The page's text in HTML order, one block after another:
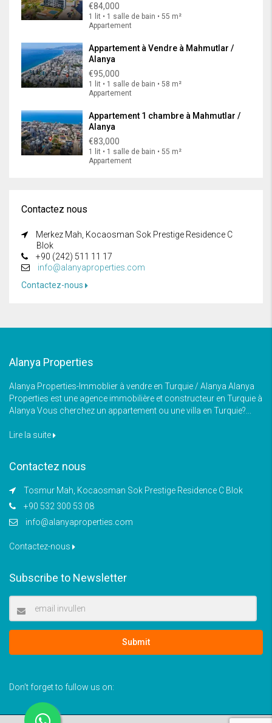
€84,000
1 lit • 1 salle de bain • 55 m²
Appartement
Appartement à Vendre à Mahmutlar /
Alanya
€95,000
1 lit • 1 salle de bain • 58 m²
Appartement
Appartement 1 chambre à Mahmutlar /
Alanya
€83,000
1 lit • 1 salle de bain • 55 m²
Appartement
Contactez nous
Merkez Mah, Kocaosman Sok Prestige Residence C
Blok
+90 (242) 511 11 17
info@alanyaproperties.com
Contactez-nous
Alanya Properties
Alanya Properties-Immoblier à vendre en Turquie / Alanya Alanya
Properties est une agence immobilière et constructeur en Turquie à
Alanya Vous cherchez un appartement ou une villa en Turquie?...
Lire la suite
Contactez nous
Tosmur Mah, Kocaosman Sok Prestige Residence C Blok
+90 532 300 53 08
info@alanyaproperties.com
Contactez-nous
Subscribe to Newsletter
Submit
Don’t forget to fullow us on: